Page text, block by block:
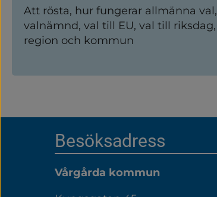
Att rösta, hur fungerar allmänna val,
valnämnd, val till EU, val till riksdag,
region och kommun
Besöksadress
Vårgårda kommun